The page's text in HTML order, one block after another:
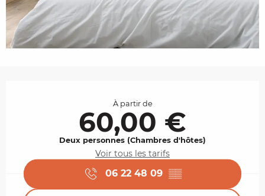
À partir de
60,00 €
Deux personnes (Chambres d'hôtes)
Voir tous les tarifs
06 22 48 09 ▒▒